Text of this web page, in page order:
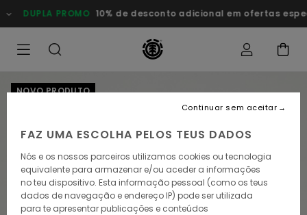
para
a
PROMO 10% de desconto adicional em ofertas especiais
NOVO PRODUTO
FAZ UMA ESCOLHA PELOS TEUS DADOS
Nós e os nossos parceiros utilizamos cookies ou tecnologia
equivalente para armazenar e/ou aceder a informações
no teu dispositivo. Esta informação pessoal (como os teus
dados de navegação e endereço IP) pode ser utilizada
para te apresentar publicações e conteúdos
Continuar sem aceitar